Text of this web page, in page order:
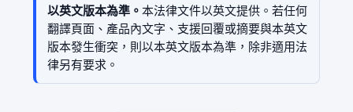
以英文版本為準。 本法律文件以英文提供。若任何
翻譯頁面、產品內文字、支援回覆或摘要與本英文
版本發生衝突，則以本英文版本為準，除非適用法
律另有要求。